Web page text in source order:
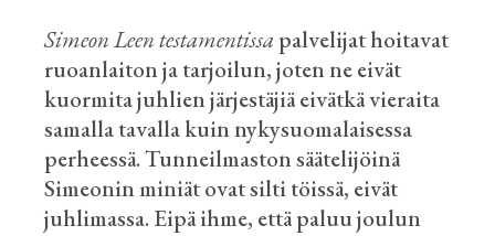
Simeon Leen testamentissa palvelijat hoitavat
ruoanlaiton ja tarjoilun, joten ne eivät
kuormita juhlien järjestäjiä eivätkä vieraita
samalla tavalla kuin nykysuomalaisessa
perheessä. Tunneilmaston säätelijöinä
Simeonin miniät ovat silti töissä, eivät
juhlimassa. Eipä ihme, että paluu joulun